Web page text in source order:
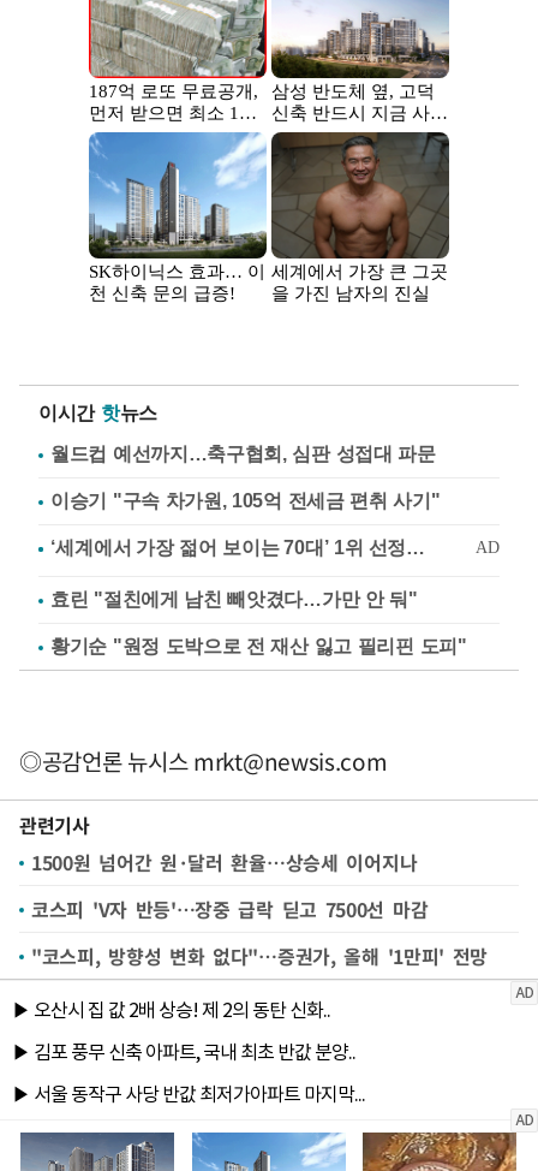
이시간 핫뉴스
월드컵 예선까지…축구협회, 심판 성접대 파문
이승기 "구속 차가원, 105억 전세금 편취 사기"
효린 "절친에게 남친 빼앗겼다…가만 안 둬"
황기순 "원정 도박으로 전 재산 잃고 필리핀 도피"
◎공감언론 뉴시스mrkt@newsis.com
관련기사
1500원 넘어간 원·달러 환율…상승세 이어지나
코스피 'V자 반등'…장중 급락 딛고 7500선 마감
"코스피, 방향성 변화 없다"…증권가, 올해 '1만피' 전망